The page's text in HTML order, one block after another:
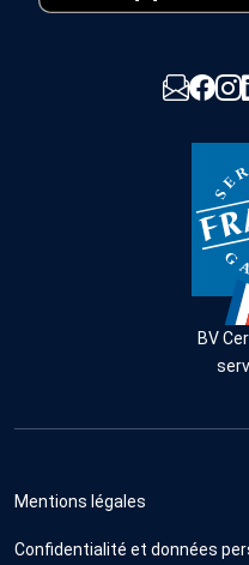
BV
Mentions légales
Confidentialité et données